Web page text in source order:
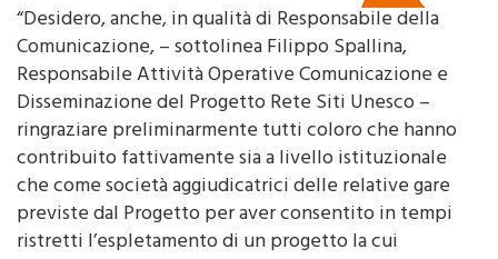
“Desidero, anche, in qualità di Responsabile della
Comunicazione, – sottolinea Filippo Spallina,
Responsabile Attività Operative Comunicazione e
Disseminazione del Progetto Rete Siti Unesco –
ringraziare preliminarmente tutti coloro che hanno
contribuito fattivamente sia a livello istituzionale
che come società aggiudicatrici delle relative gare
previste dal Progetto per aver consentito in tempi
ristretti l’espletamento di un progetto la cui